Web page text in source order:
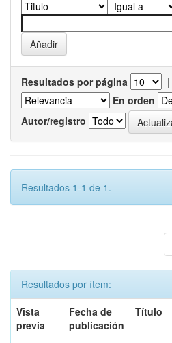
Resultados por página |
En orden
Autor/registro
Resultados 1-1 de 1.
Resultados por ítem:
Vista
previa
Fecha de
publicación
Título